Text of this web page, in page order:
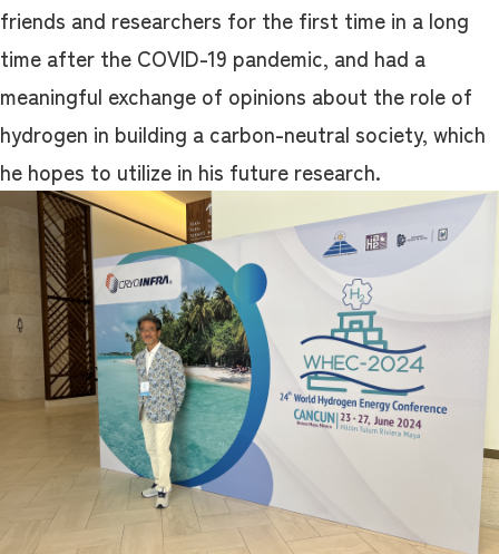
friends and researchers for the first time in a long
time after the COVID-19 pandemic, and had a
meaningful exchange of opinions about the role of
hydrogen in building a carbon-neutral society, which
he hopes to utilize in his future research.